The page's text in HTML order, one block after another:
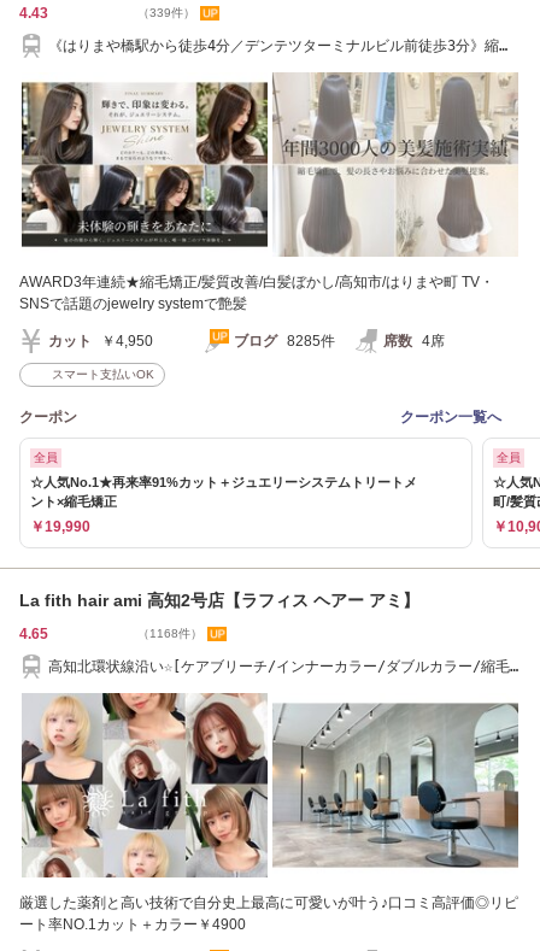
4.43 （339件）
《はりまや橋駅から徒歩4分／デンテツターミナルビル前徒歩3分》縮毛
AWARD3年連続★縮毛矯正/髪質改善/白髪ぼかし/高知市/はりまや町 TV・
SNSで話題のjewelry systemで艶髪
カット ￥4,950 ブログ 8285件 席数 4席
スマート支払いOK
クーポン クーポン一覧へ
全員
☆人気No.1★再来率91%カット＋ジュエリーシステムトリートメ
ント×縮毛矯正
￥19,990
全員
☆人気
町/髪質
￥
La fith hair ami 高知2号店【ラフィス ヘアー アミ】
4.65 （1168件）
高知北環状線沿い☆[ケアブリーチ/インナーカラー/ダブルカラー/縮毛
厳選した薬剤と高い技術で自分史上最高に可愛いが叶う♪口コミ高評価◎リピ
ート率NO.1カット＋カラー￥4900